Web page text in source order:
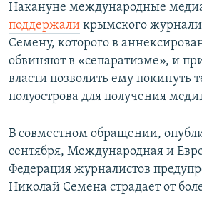
Накануне международные
поддержали крымского
Семену, которого в
обвиняют в «сепаратизме», и
власти позволить ему покинуть
полуострова для получения
В совместном обращении,
сентября, Международная и
Федерация журналистов
Николай Семена страдает от